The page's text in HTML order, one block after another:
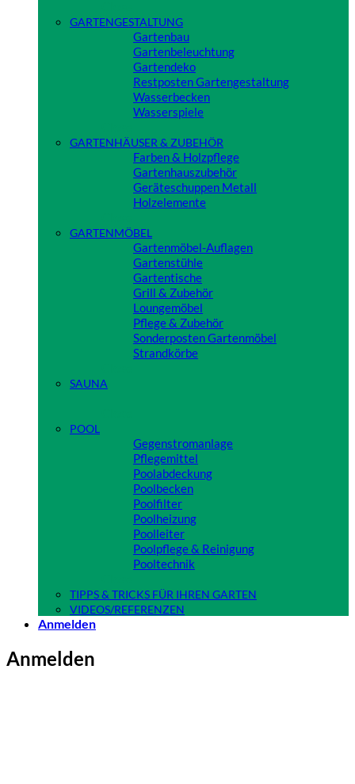
GARTENGESTALTUNG
Gartenbau
Gartenbeleuchtung
Gartendeko
Restposten Gartengestaltung
Wasserbecken
Wasserspiele
GARTENHÄUSER & ZUBEHÖR
Farben & Holzpflege
Gartenhauszubehör
Geräteschuppen Metall
Holzelemente
GARTENMÖBEL
Gartenmöbel-Auflagen
Gartenstühle
Gartentische
Grill & Zubehör
Loungemöbel
Pflege & Zubehör
Sonderposten Gartenmöbel
Strandkörbe
SAUNA
POOL
Gegenstromanlage
Pflegemittel
Poolabdeckung
Poolbecken
Poolfilter
Poolheizung
Poolleiter
Poolpflege & Reinigung
Pooltechnik
TIPPS & TRICKS FÜR IHREN GARTEN
VIDEOS/REFERENZEN
Anmelden
Anmelden